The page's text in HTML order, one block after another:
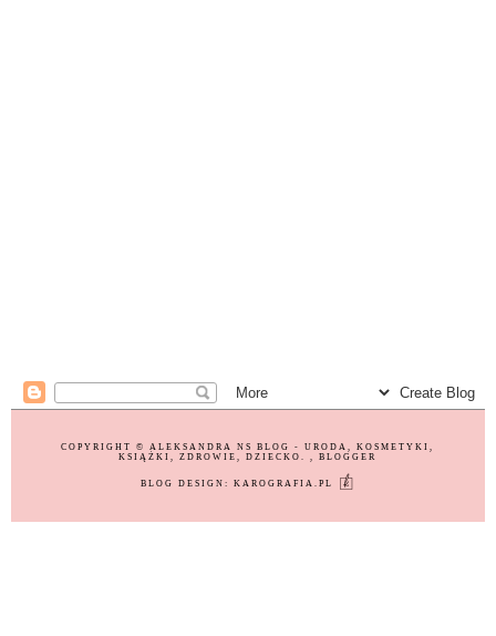
COPYRIGHT ©ALEKSANDRA NS BLOG - URODA, KOSMETYKI,
KSIĄŻKI, ZDROWIE, DZIECKO., BLOGGER
BLOG DESIGN:KAROGRAFIA.PL